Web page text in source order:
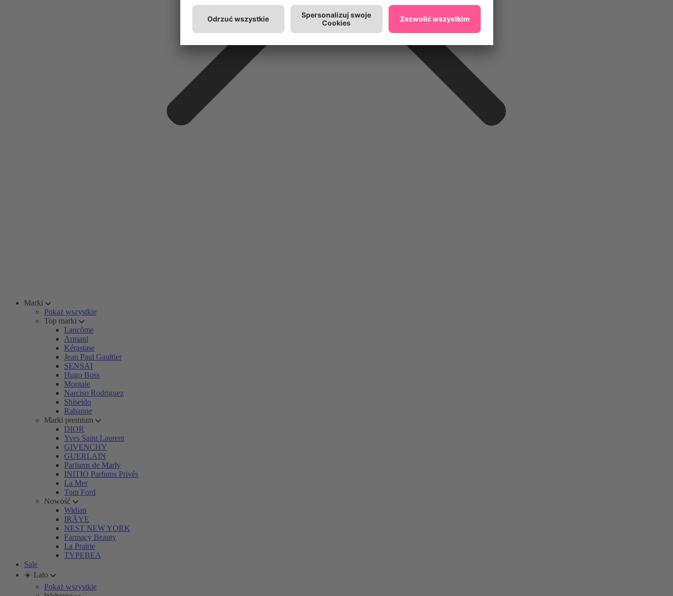
Marki
Pokaż wszystkie
Top marki
Lancôme
Armani
Kérastase
Jean Paul Gaultier
SENSAI
Hugo Boss
Montale
Narciso Rodriguez
Shiseido
Rabanne
Marki premium
DIOR
Yves Saint Laurent
GIVENCHY
GUERLAIN
Parfums de Marly
INITIO Parfums Privés
La Mer
Tom Ford
Nowość
Widian
IRÄYE
NEST NEW YORK
Farmacy Beauty
La Prairie
TYPEBEA
Sale
☀️ Lato
Pokaż wszystkie